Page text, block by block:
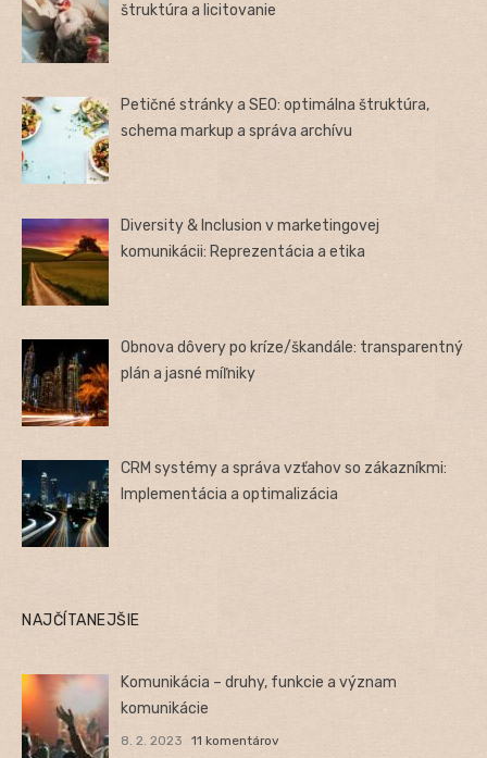
štruktúra a licitovanie
Petičné stránky a SEO: optimálna štruktúra,
schema markup a správa archívu
Diversity & Inclusion v marketingovej
komunikácii: Reprezentácia a etika
Obnova dôvery po kríze/škandále: transparentný
plán a jasné míľniky
CRM systémy a správa vzťahov so zákazníkmi:
Implementácia a optimalizácia
NAJČÍTANEJŠIE
Komunikácia – druhy, funkcie a význam
komunikácie
8. 2. 2023 11 komentárov